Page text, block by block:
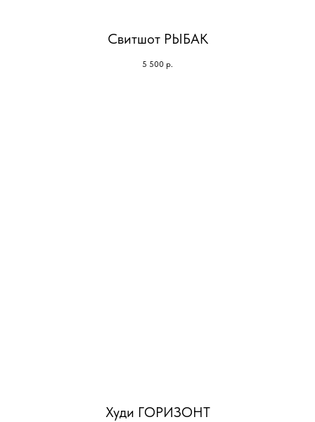
Свитшот РЫБАК
5 500 р.
Худи ГОРИЗОНТ